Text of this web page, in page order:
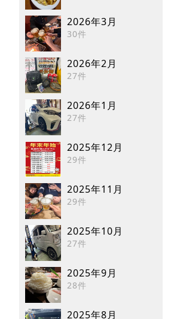
2026年3月
30件
2026年2月
27件
2026年1月
27件
2025年12月
29件
2025年11月
29件
2025年10月
27件
2025年9月
28件
2025年8月